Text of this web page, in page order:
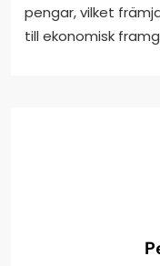
pengar, vilket
till ekonomisk